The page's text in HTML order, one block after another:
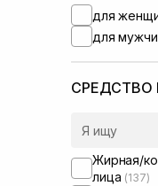
Usolab(3)
VT
WhoCares
для
для
СРЕДСТВО
Жирная/
лица (137)